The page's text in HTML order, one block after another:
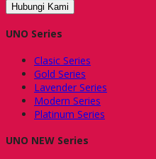
Hubungi Kami
UNO Series
Clasic Series
Gold Series
Lavender Series
Modern Series
Platinum Series
UNO NEW Series